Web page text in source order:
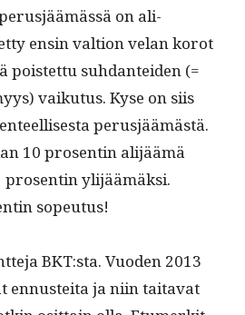
on ali­
ensin val­tion velan korot
pois­tet­tu suh­dan­tei­den (=
vaiku­tus. Kyse on siis
perusjäämästä.
10 pros­entin ali­jäämä
pros­entin yli­jäämäk­si.
sopeutus!
BKT:sta. Vuo­den 2013
ennustei­ta ja niin taita­vat